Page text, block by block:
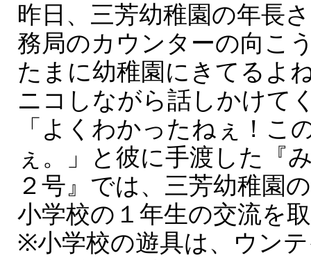
昨日、三芳幼稚園の年長
務局のカウンターの向こ
たまに幼稚園にきてるよ
ニコしながら話しかけて
「よくわかったねぇ！こ
ぇ。」と彼に手渡した『
２号』では、三芳幼稚園
小学校の１年生の交流を
※小学校の遊具は、ウン